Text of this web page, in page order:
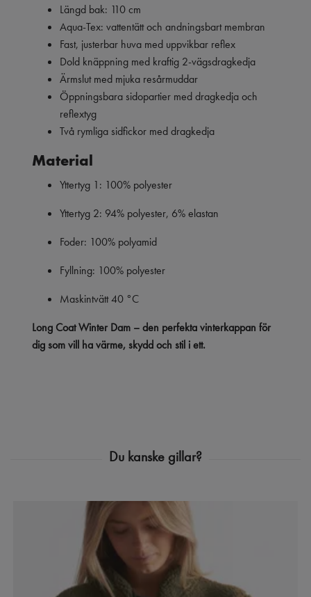
Längd bak: 110 cm
Aqua-Tex: vattentätt och andningsbart membran
Fast, justerbar huva med uppvikbar reflex
Dold knäppning med kraftig 2-vägsdragkedja
Ärmslut med mjuka resårmuddar
Öppningsbara sidopartier med dragkedja och
reflextyg
Två rymliga sidfickor med dragkedja
Material
Yttertyg 1: 100% polyester
Yttertyg 2: 94% polyester, 6% elastan
Foder: 100% polyamid
Fyllning: 100% polyester
Maskintvätt 40 °C
Long Coat Winter Dam – den perfekta vinterkappan för
dig som vill ha värme, skydd och stil i ett.